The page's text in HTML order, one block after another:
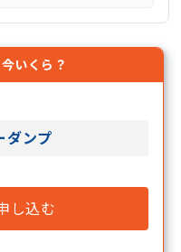
いくら？
ダンプ
し込む